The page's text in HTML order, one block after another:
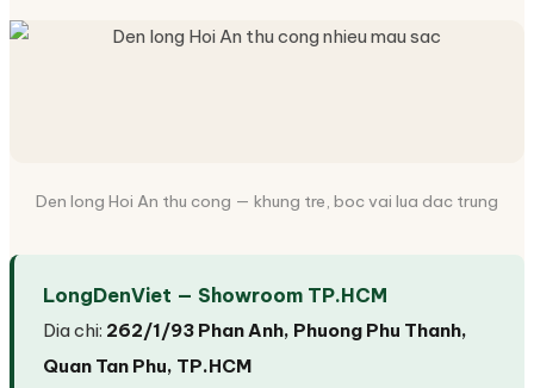
Den long Hoi An thu cong — khung tre, boc vai lua dac trung
LongDenViet — Showroom TP.HCM
Dia chi: 262/1/93 Phan Anh, Phuong Phu Thanh,
Quan Tan Phu, TP.HCM